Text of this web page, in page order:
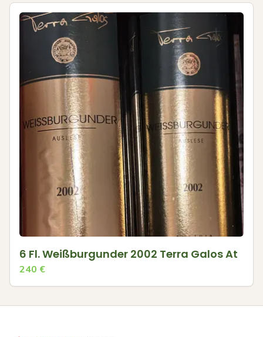
6 Fl. Weißburgunder 2002 Terra Galos At
240 €